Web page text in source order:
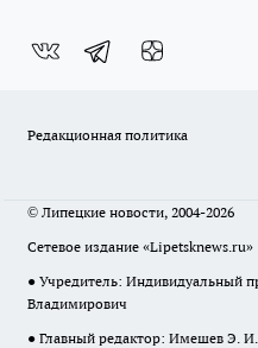
Редакционная политика
© Липецкие новости, 2004-2026
Сетевое издание «Lipetsknews.ru»
● Учредитель: Индивидуальный
Владимирович
● Главный редактор: Имешев Э. И.